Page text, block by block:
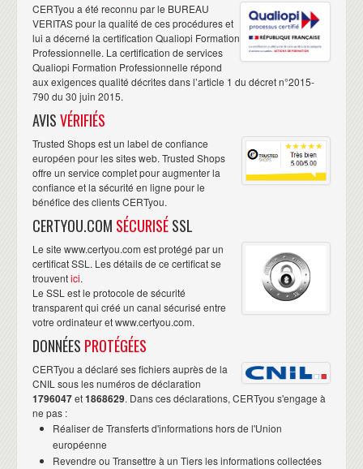
CERTyou a été reconnu par le BUREAU
VERITAS pour la qualité de ces procédures et
lui a décerné la certification Qualiopi Formation
Professionnelle. La certification de services
Qualiopi Formation Professionnelle répond
aux exigences qualité décrites dans l’article 1 du décret n°2015-
790 du 30 juin 2015.
AVISVÉRIFIÉS
Trusted Shops est un label de confiance
européen pour les sites web. Trusted Shops
offre un service complet pour augmenter la
confiance et la sécurité en ligne pour le
bénéfice des clients CERTyou.
CERTYOU.COM SÉCURISÉSSL
Le site www.certyou.com est protégé par un
certificat SSL. Les détails de ce certificat se
trouventici.
Le SSL est le protocole de sécurité
transparent qui créé un canal sécurisé entre
votre ordinateur et www.certyou.com.
DONNÉES PROTÉGÉES
CERTyou a déclaré ses fichiers auprès de la
CNIL sous les numéros de déclaration
1796047et1868629. Dans ces déclarations, CERTyou s'engage à
ne pas :
Réaliser de Transferts d'informations hors de l'Union
européenne
Revendre ou Transettre à un Tiers les informations collectées